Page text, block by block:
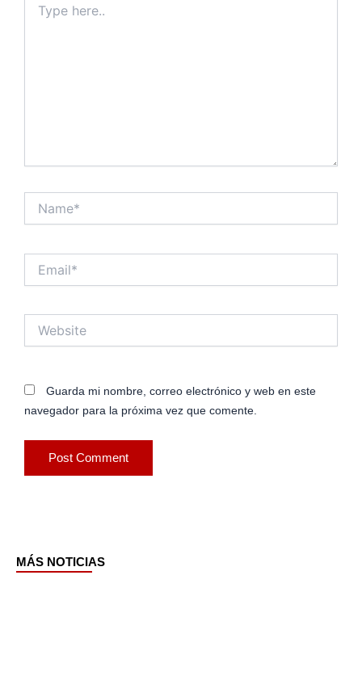
here..
Guarda mi nombre, correo electrónico y web en este
navegador para la próxima vez que comente.
MÁS NOTICIAS